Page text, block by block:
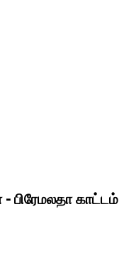
பிரேமலதா காட்டம்